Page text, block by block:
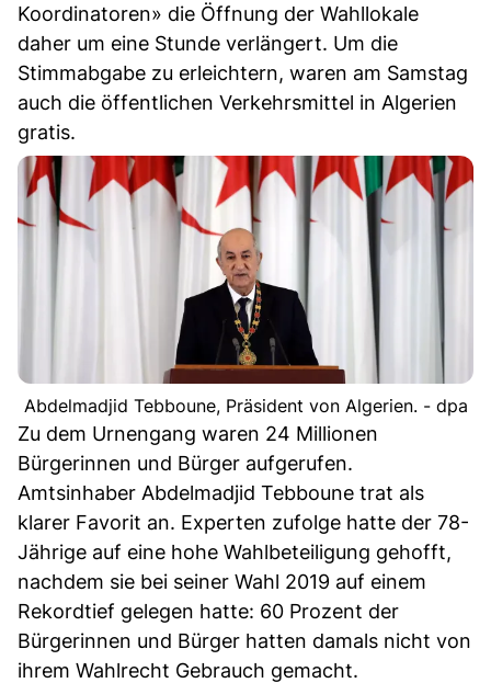
Koordinatoren» die Öffnung der Wahllokale
daher um eine Stunde verlängert. Um die
Stimmabgabe zu erleichtern, waren am Samstag
auch die öffentlichen Verkehrsmittel in Algerien
gratis.
Abdelmadjid Tebboune, Präsident von Algerien. - dpa
Zu dem Urnengang waren 24 Millionen
Bürgerinnen und Bürger aufgerufen.
Amtsinhaber Abdelmadjid Tebboune trat als
klarer Favorit an. Experten zufolge hatte der 78-
Jährige auf eine hohe Wahlbeteiligung gehofft,
nachdem sie bei seiner Wahl 2019 auf einem
Rekordtief gelegen hatte: 60 Prozent der
Bürgerinnen und Bürger hatten damals nicht von
ihrem Wahlrecht Gebrauch gemacht.